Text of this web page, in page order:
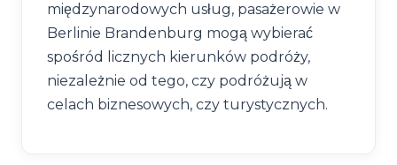
międzynarodowych usług, pasażerowie w
Berlinie Brandenburg mogą wybierać
spośród licznych kierunków podróży,
niezależnie od tego, czy podróżują w
celach biznesowych, czy turystycznych.